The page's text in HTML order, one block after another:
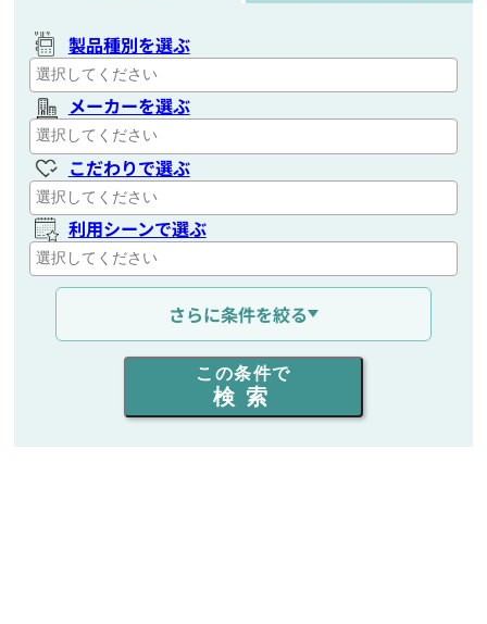
製品種別を選ぶ
メーカーを選ぶ
こだわりで選ぶ
利用シーンで選ぶ
通信距離を選ぶ
出力を選ぶ
同時通話人数を選ぶ
さらに条件を絞る
この条件で
検索